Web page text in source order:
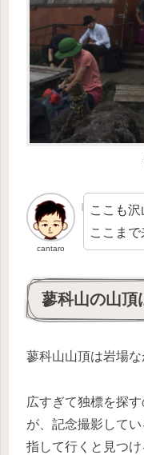
cantaro
ここも沢
ここまで
蓼科山の山頂
蓼科山山頂は岩場な
広すぎて独標を探
が、記念撮影して
指して行くと見つけ